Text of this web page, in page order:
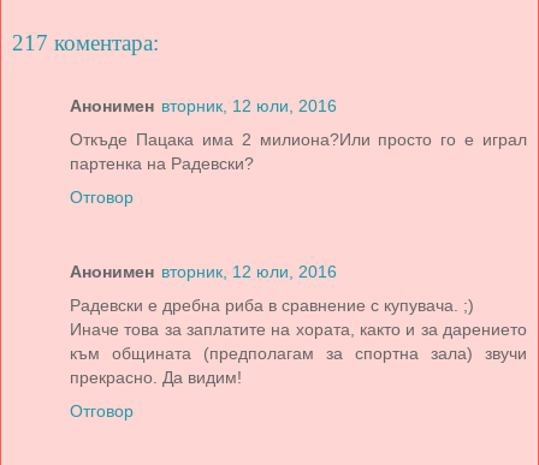
217 коментара:
Анонимен вторник, 12 юли, 2016
Откъде Пацака има 2 милиона?Или просто го е играл
партенка на Радевски?
Отговор
Анонимен вторник, 12 юли, 2016
Радевски е дребна риба в сравнение с купувача. ;)
Иначе това за заплатите на хората, както и за дарението
към общината (предполагам за спортна зала) звучи
прекрасно. Да видим!
Отговор